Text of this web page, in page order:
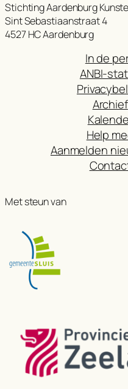
Stichting Aardenburg
Sint Sebastiaanstraat 4
4527 HC Aardenburg
In de
ANBI-
Archief
Help
Aanmelden
Met steun van